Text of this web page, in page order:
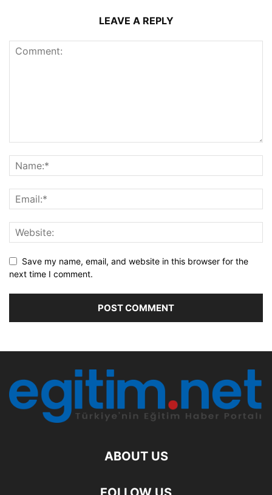
LEAVE A REPLY
Save my name, email, and website in this browser for the
next time I comment.
ABOUT US